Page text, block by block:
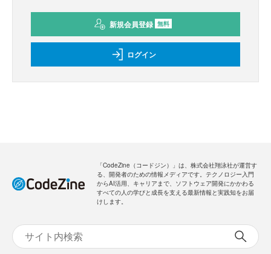
新規会員登録 無料
ログイン
「CodeZine（コードジン）」は、株式会社翔泳社が運営す
る、開発者のための情報メディアです。テクノロジー入門
からAI活用、キャリアまで、ソフトウェア開発にかかわる
すべての人の学びと成長を支える最新情報と実践知をお届
けします。